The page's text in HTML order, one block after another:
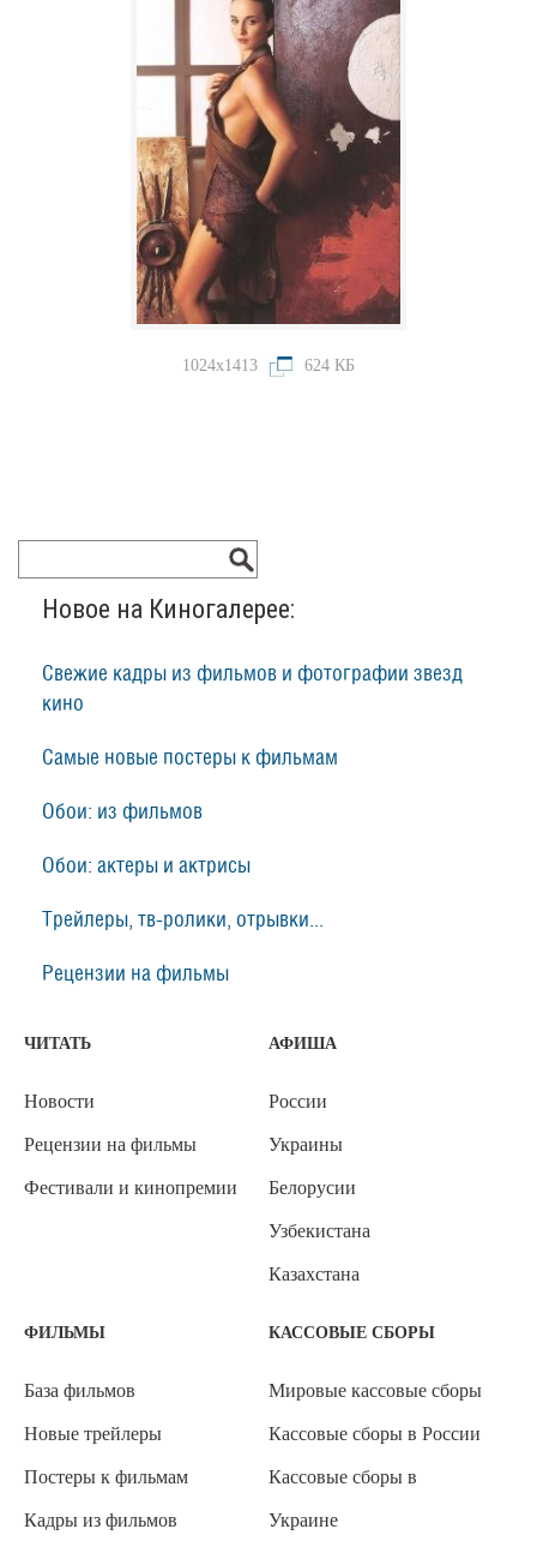
1024x1413 624 КБ
Новое на Киногалерее:
Свежие кадры из фильмов и фотографии звезд
кино
Самые новые постеры к фильмам
Обои: из фильмов
Обои: актеры и актрисы
Трейлеры, тв-ролики, отрывки...
Рецензии на фильмы
ЧИТАТЬ
Новости
Рецензии на фильмы
Фестивали и кинопремии
АФИША
России
Украины
Белорусии
Узбекистана
Казахстана
ФИЛЬМЫ
База фильмов
Новые трейлеры
Постеры к фильмам
Кадры из фильмов
КАССОВЫЕ СБОРЫ
Мировые кассовые сборы
Кассовые сборы в России
Кассовые сборы в
Украине